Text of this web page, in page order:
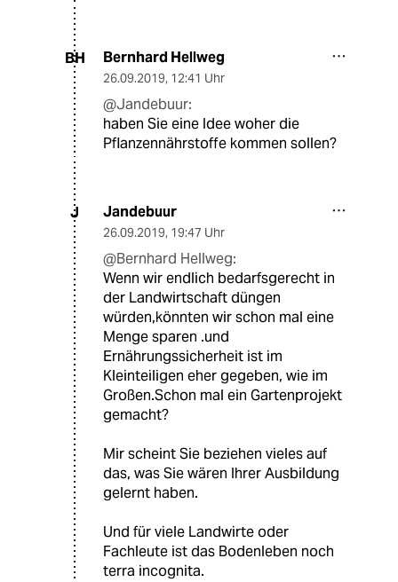
BH Bernhard Hellweg
26.09.2019, 12:41 Uhr
@Jandebuur:
haben Sie eine Idee woher die
Pflanzennährstoffe kommen sollen?
J Jandebuur
26.09.2019, 19:47 Uhr
@Bernhard Hellweg:
Wenn wir endlich bedarfsgerecht in
der Landwirtschaft düngen
würden,könnten wir schon mal eine
Menge sparen .und
Ernährungssicherheit ist im
Kleinteiligen eher gegeben, wie im
Großen.Schon mal ein Gartenprojekt
gemacht?
Mir scheint Sie beziehen vieles auf
das, was Sie wären Ihrer Ausbildung
gelernt haben.
Und für viele Landwirte oder
Fachleute ist das Bodenleben noch
terra incognita.